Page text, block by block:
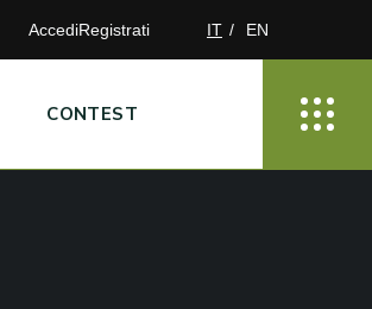
AccediRegistrati IT EN
CONTEST